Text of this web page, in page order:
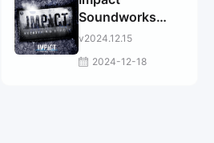
Soundworks
Bundle
v2024.12.15
2024-12-18